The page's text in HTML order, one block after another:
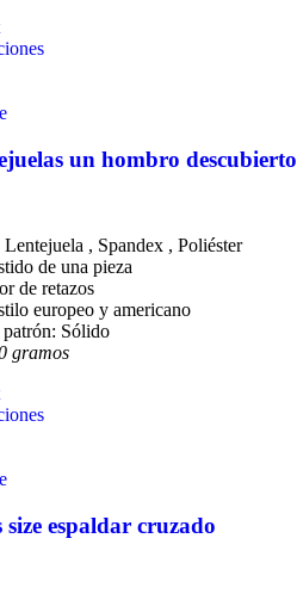
un hombro descubierto
, Spandex , Poliéster
de una pieza
de retazos
europeo y americano
Sólido
gramos
size espaldar cruzado